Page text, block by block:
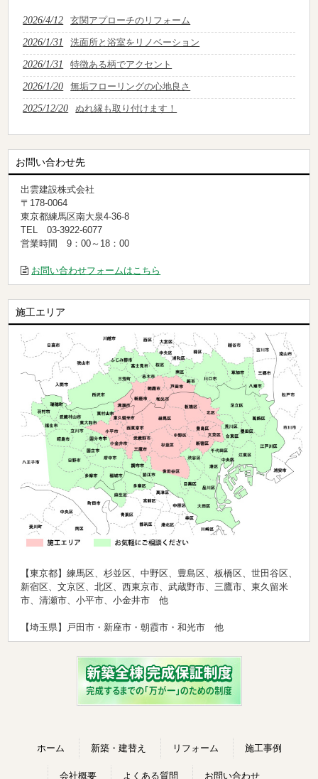
2026/4/12 玄関アプローチのリフォーム
2026/1/31 洗面所と浴室をリノベーション
2026/1/31 特徴ある柄でアクセント
2026/1/20 無垢フローリングの心地良さ
2025/12/20 ぬれ縁も取り付けます！
お問い合わせ先
出雲建設株式会社
〒178-0064
東京都練馬区南大泉4-36-8
TEL 03-3922-6077
営業時間 9：00～18：00
お問い合わせフォームはこちら
施工エリア
【東京都】練馬区、杉並区、中野区、豊島区、板橋区、世田谷区、
新宿区、文京区、北区、西東京市、武蔵野市、三鷹市、東久留米
市、清瀬市、小平市、小金井市 他
【埼玉県】戸田市・新座市・朝霞市・和光市 他
ホーム 新築・建替え リフォーム 施工事例
会社概要 よくある質問 お問い合わせ